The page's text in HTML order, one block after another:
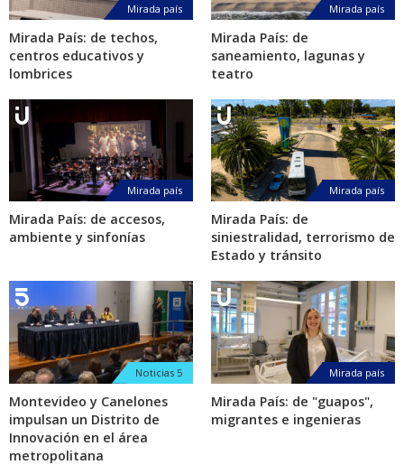
Mirada país
Mirada País: de techos,
centros educativos y
lombrices
Mirada país
Mirada País: de
saneamiento, lagunas y
teatro
Mirada país
Mirada País: de accesos,
ambiente y sinfonías
Mirada país
Mirada País: de
siniestralidad, terrorismo de
Estado y tránsito
Noticias 5
Montevideo y Canelones
impulsan un Distrito de
Innovación en el área
metropolitana
Mirada país
Mirada País: de "guapos",
migrantes e ingenieras